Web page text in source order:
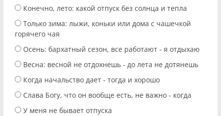
Конечно, лето: какой отпуск без солнца и тепла
Только зима: лыжи, коньки или дома с чашечкой
горячего чая
Осень: бархатный сезон, все работают - я отдыхаю
Весна: весной не отдохнешь - до лета не дотянешь
Когда начальство дает - тогда и хорошо
Слава Богу, что он вообще есть, не важно - когда
У меня не бывает отпуска